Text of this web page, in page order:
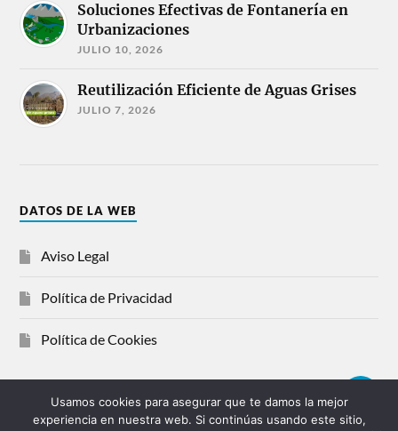
Soluciones Efectivas de Fontanería en
Urbanizaciones
JULIO 10, 2026
Reutilización Eficiente de Aguas Grises
JULIO 7, 2026
DATOS DE LA WEB
Aviso Legal
Política de Privacidad
Política de Cookies
Usamos cookies para asegurar que te damos la mejor
experiencia en nuestra web. Si continúas usando este sitio,